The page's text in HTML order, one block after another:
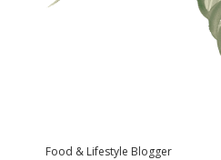
Food & Lifestyle Blogger